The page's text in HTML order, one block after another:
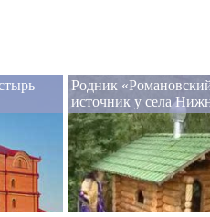
Родник
источник у села